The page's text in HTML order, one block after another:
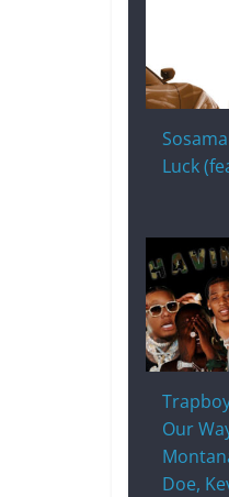
Luck
Our
Doe,